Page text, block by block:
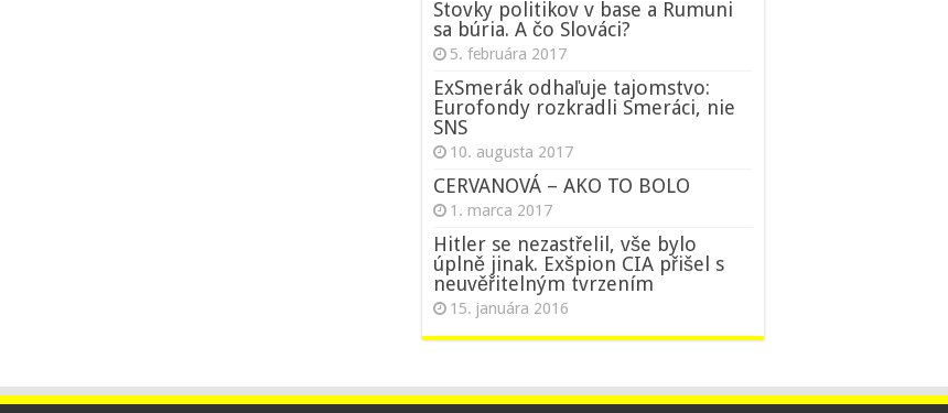
Stovky politikov v base a Rumuni
sa búria. A čo Slováci?
5. februára 2017
ExSmerák odhaľuje tajomstvo:
Eurofondy rozkradli Smeráci, nie
SNS
10. augusta 2017
CERVANOVÁ – AKO TO BOLO
1. marca 2017
Hitler se nezastřelil, vše bylo
úplně jinak. Exšpion CIA přišel s
neuvěřitelným tvrzením
15. januára 2016